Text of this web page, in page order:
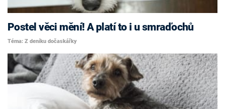
Postel věci mění! A platí to i u smraďochů
Téma: Z deníku dočaskářky